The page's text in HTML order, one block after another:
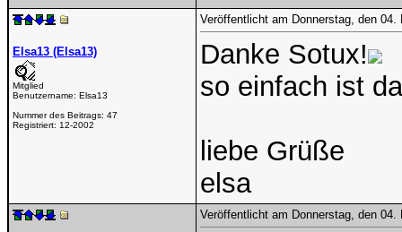
Elsa13 (Elsa13)
Mitglied
Benutzername: Elsa13
Nummer des Beitrags: 47
Registriert: 12-2002
Veröffentlicht am Donnerstag, den
Danke Sotux!
so einfach ist
liebe Grüße
elsa
Veröffentlicht am Donnerstag, den